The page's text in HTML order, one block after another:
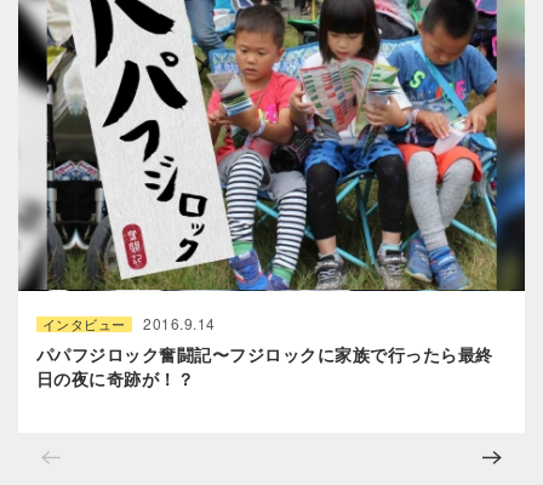
インタビュー 2016.9.14
パパフジロック奮闘記〜フジロックに家族で行ったら最終
日の夜に奇跡が！？